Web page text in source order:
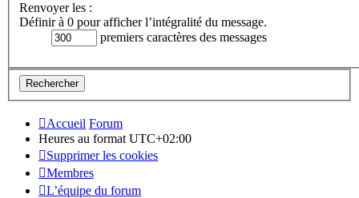
Renvoyer les :
Définir à 0 pour afficher l’intégralité du message.
premiers caractères des messages
Accueil Forum
Heures au format UTC+02:00
Supprimer les cookies
Membres
L’équipe du forum